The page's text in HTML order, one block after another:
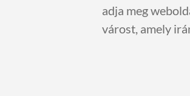
adja meg
várost, amely